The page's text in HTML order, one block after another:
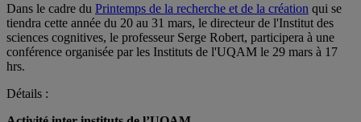
Dans le cadre du Printemps de la recherche et de la création qui se
tiendra cette année du 20 au 31 mars, le directeur de l'Institut des
sciences cognitives, le professeur Serge Robert, participera à une
conférence organisée par les Instituts de l'UQAM le 29 mars à 17
hrs.
Détails :